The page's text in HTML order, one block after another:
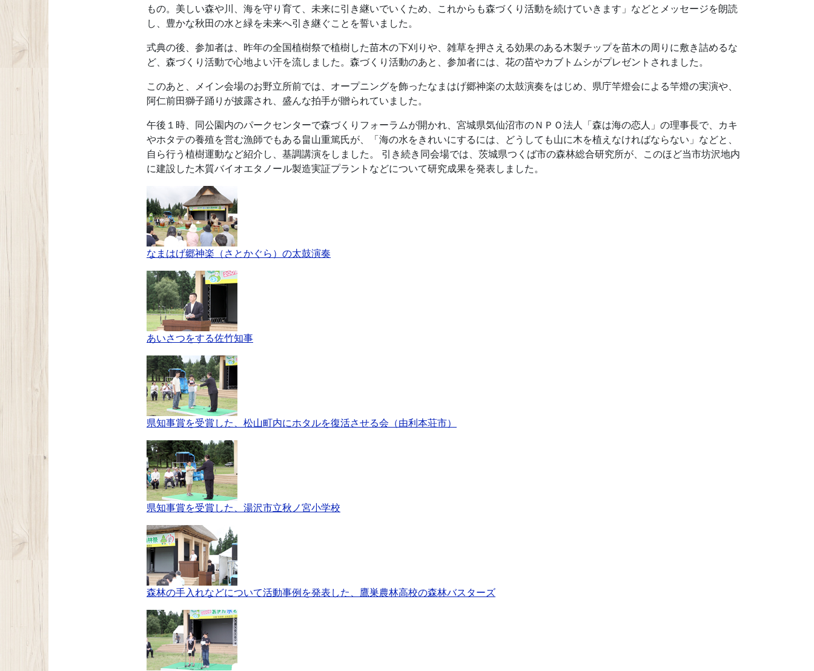
もの。美しい森や川、海を守り育て、未来に引き継いでいくため、これからも森づくり活動を続けていきます」などとメッセージを朗読
し、豊かな秋田の水と緑を未来へ引き継ぐことを誓いました。
式典の後、参加者は、昨年の全国植樹祭で植樹した苗木の下刈りや、雑草を押さえる効果のある木製チップを苗木の周りに敷き詰めるな
ど、森づくり活動で心地よい汗を流しました。森づくり活動のあと、参加者には、花の苗やカブトムシがプレゼントされました。
このあと、メイン会場のお野立所前では、オープニングを飾ったなまはげ郷神楽の太鼓演奏をはじめ、県庁竿燈会による竿燈の実演や、
阿仁前田獅子踊りが披露され、盛んな拍手が贈られていました。
午後１時、同公園内のパークセンターで森づくりフォーラムが開かれ、宮城県気仙沼市のＮＰＯ法人「森は海の恋人」の理事長で、カキ
やホタテの養殖を営む漁師でもある畠山重篤氏が、「海の水をきれいにするには、どうしても山に木を植えなければならない」などと、
自ら行う植樹運動など紹介し、基調講演をしました。 引き続き同会場では、茨城県つくば市の森林総合研究所が、このほど当市坊沢地内
に建設した木質バイオエタノール製造実証プラントなどについて研究成果を発表しました。
なまはげ郷神楽（さとかぐら）の太鼓演奏
あいさつをする佐竹知事
県知事賞を受賞した、松山町内にホタルを復活させる会（由利本荘市）
県知事賞を受賞した、湯沢市立秋ノ宮小学校
森林の手入れなどについて活動事例を発表した、鷹巣農林高校の森林バスターズ